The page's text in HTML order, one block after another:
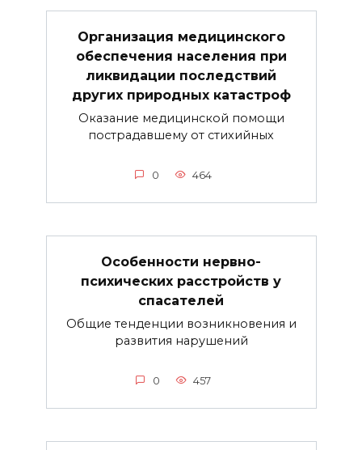
Организация медицинского
обеспечения населения при
ликвидации последствий
других природных катастроф
Оказание медицинской помощи
пострадавшему от стихийных
0 464
Особенности нервно-
психических расстройств у
спасателей
Общие тенденции возникновения и
развития нарушений
0 457